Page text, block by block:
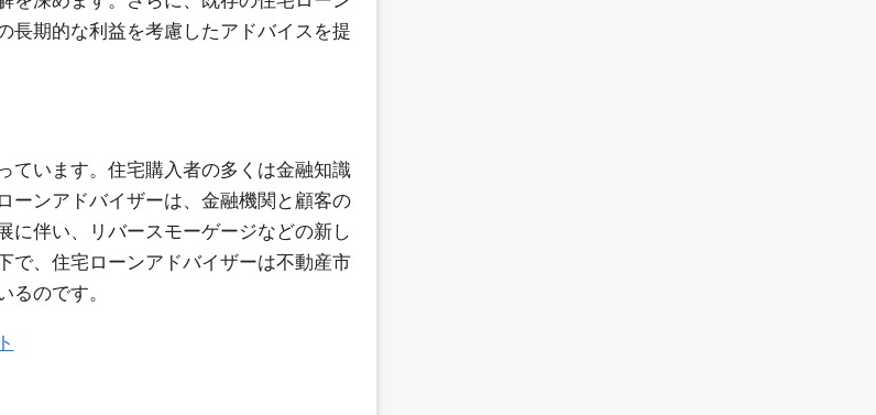
長期的な利益を考慮したアドバイスを提
ています。住宅購入者の多くは金融知識
ーンアドバイザーは、金融機関と顧客の
に伴い、リバースモーゲージなどの新し
で、住宅ローンアドバイザーは不動産市
のです。